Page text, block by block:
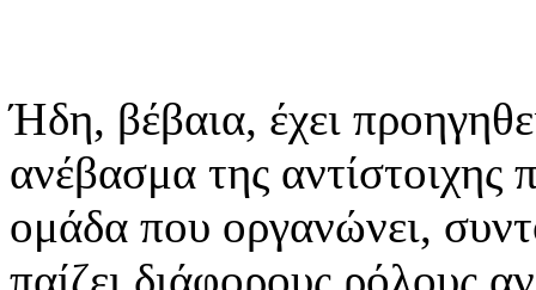
Ήδη, βέβαια, έχει
ανέβασμα της
ομάδα που οργανώνει,
παίζει διάφορους ρόλους